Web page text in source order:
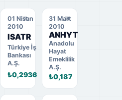
01 Nisan
2010
ISATR
Türkiye İş
Bankası
A.Ş.
₺0,2936
31 Mart
2010
ANHYT
Anadolu
Hayat
Emeklilik
A.Ş.
₺0,187